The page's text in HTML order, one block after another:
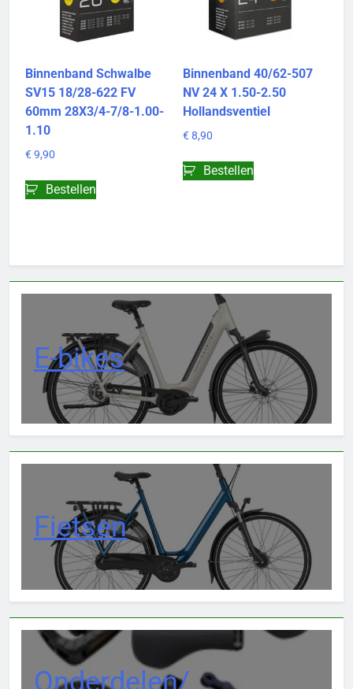
Binnenband Schwalbe
SV15 18/28-622 FV
60mm 28X3/4-7/8-1.00-
1.10
€ 9,90
Bestellen
Binnenband 40/62-507
NV 24 X 1.50-2.50
Hollandsventiel
€ 8,90
Bestellen
E-bikes
Fietsen
Onderdelen/